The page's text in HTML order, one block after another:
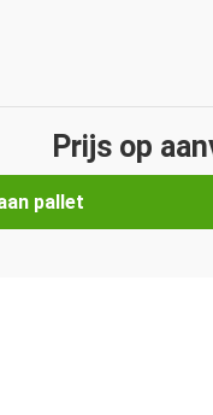
Prijs op
pallet